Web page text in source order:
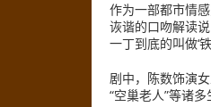
作为一部都市情
诙谐的口吻解读
一丁到底的叫做‘
剧中，陈数饰演女
“空巢老人”等诸